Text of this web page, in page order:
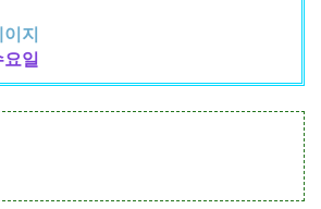
지
일